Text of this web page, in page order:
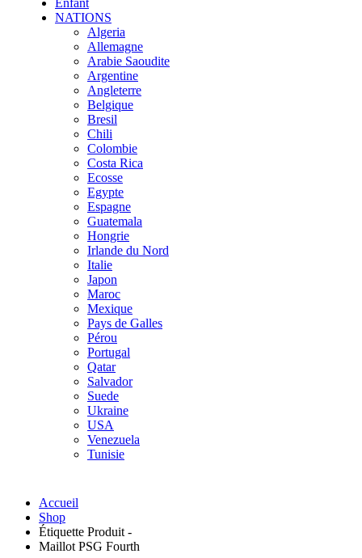
Enfant
NATIONS
Algeria
Allemagne
Arabie Saoudite
Argentine
Angleterre
Belgique
Bresil
Chili
Colombie
Costa Rica
Ecosse
Egypte
Espagne
Guatemala
Hongrie
Irlande du Nord
Italie
Japon
Maroc
Mexique
Pays de Galles
Pérou
Portugal
Qatar
Salvador
Suede
Ukraine
USA
Venezuela
Tunisie
Accueil
Shop
Étiquette Produit -
Maillot PSG Fourth